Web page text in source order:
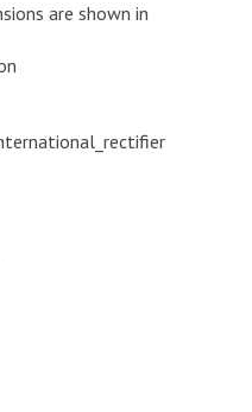
are shown in